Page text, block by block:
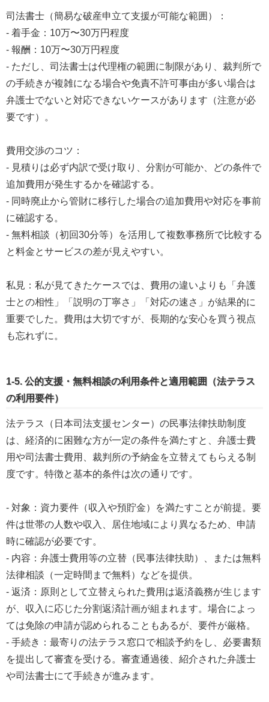
司法書士（簡易な破産申立て支援が可能な範囲）：
- 着手金：10万〜30万円程度
- 報酬：10万〜30万円程度
- ただし、司法書士は代理権の範囲に制限があり、裁判所で
の手続きが複雑になる場合や免責不許可事由が多い場合は
弁護士でないと対応できないケースがあります（注意が必
要です）。
費用交渉のコツ：
- 見積りは必ず内訳で受け取り、分割が可能か、どの条件で
追加費用が発生するかを確認する。
- 同時廃止から管財に移行した場合の追加費用や対応を事前
に確認する。
- 無料相談（初回30分等）を活用して複数事務所で比較する
と料金とサービスの差が見えやすい。
私見：私が見てきたケースでは、費用の違いよりも「弁護
士との相性」「説明の丁寧さ」「対応の速さ」が結果的に
重要でした。費用は大切ですが、長期的な安心を買う視点
も忘れずに。
1-5. 公的支援・無料相談の利用条件と適用範囲（法テラス
の利用要件）
法テラス（日本司法支援センター）の民事法律扶助制度
は、経済的に困難な方が一定の条件を満たすと、弁護士費
用や司法書士費用、裁判所の予納金を立替えてもらえる制
度です。特徴と基本的条件は次の通りです。
- 対象：資力要件（収入や預貯金）を満たすことが前提。要
件は世帯の人数や収入、居住地域により異なるため、申請
時に確認が必要です。
- 内容：弁護士費用等の立替（民事法律扶助）、または無料
法律相談（一定時間まで無料）などを提供。
- 返済：原則として立替えられた費用は返済義務が生じます
が、収入に応じた分割返済計画が組まれます。場合によっ
ては免除の申請が認められることもあるが、要件が厳格。
- 手続き：最寄りの法テラス窓口で相談予約をし、必要書類
を提出して審査を受ける。審査通過後、紹介された弁護士
や司法書士にて手続きが進みます。